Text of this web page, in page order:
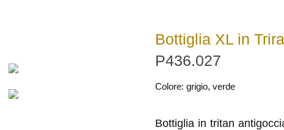
Bottiglia XL in
P436.027
Colore: grigio, verde
Bottiglia in tritan